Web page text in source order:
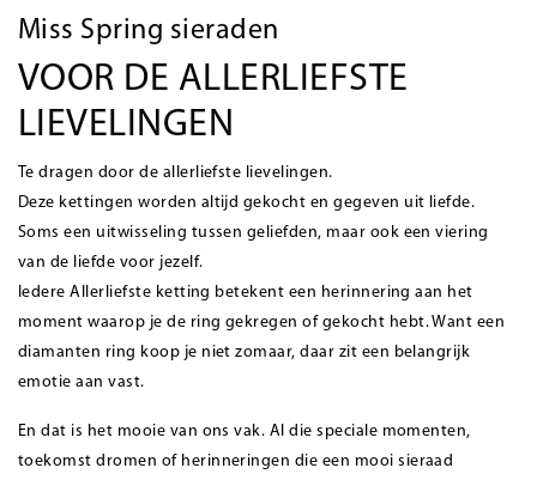
Miss Spring sieraden
VOOR DE ALLERLIEFSTE
LIEVELINGEN
Te dragen door de allerliefste lievelingen.
Deze kettingen worden altijd gekocht en gegeven uit liefde.
Soms een uitwisseling tussen geliefden, maar ook een viering
van de liefde voor jezelf.
Iedere Allerliefste ketting betekent een herinnering aan het
moment waarop je de ring gekregen of gekocht hebt. Want een
diamanten ring koop je niet zomaar, daar zit een belangrijk
emotie aan vast.
En dat is het mooie van ons vak. Al die speciale momenten,
toekomst dromen of herinneringen die een mooi sieraad